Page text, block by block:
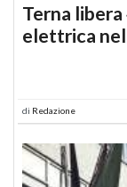
Terna
elettrica
di Redazione